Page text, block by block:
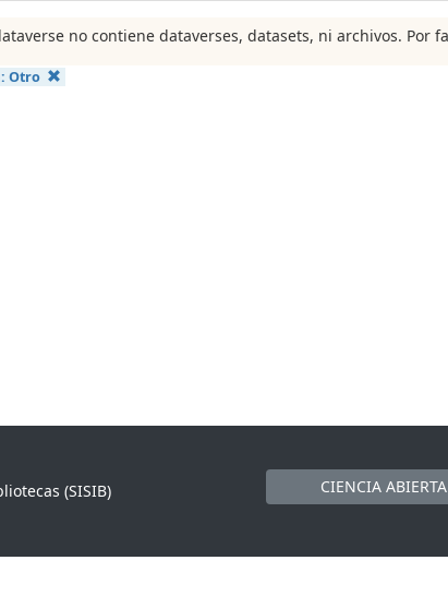
no contiene dataverses, datasets, ni archivos. Por
Otro
(SISIB)
CIENCIA ABIERTA